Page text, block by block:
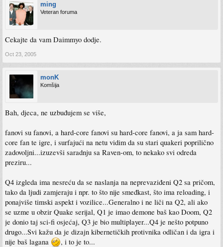
ming
Veteran foruma
Cekajte da vam Daimmyo dodje.
Oct 23, 2005
monK
Komšija
Bah, djeca, ne uzbuđujem se više,
fanovi su fanovi, a hard-core fanovi su hard-core fanovi, a ja sam hard-
core fan te igre, i surfajući na netu vidim da su stari quakeri poprilično
zadovoljni...izuzevši saradnju sa Raven-om, to nekako svi odreda
preziru...
Q4 izgleda ima nesreću da se naslanja na neprevaziđeni Q2 sa pričom,
tako da ljudi zamjeraju i npr. to što nije smeđkast, što ima reloading, i
ponajviše timski aspekt i vozilice...Generalno i ne liči na Q2, ali ako
se uzme u obzir Quake serijal, Q1 je imao demone baš kao Doom, Q2
je donio taj sci-fi osjećaj, Q3 je bio multiplayer...Q4 je nešto potpuno
drugo...Svi kažu da je dizajn kibernetičkih protivnika odličan i da igra i
nije baš lagana
, i to je to...